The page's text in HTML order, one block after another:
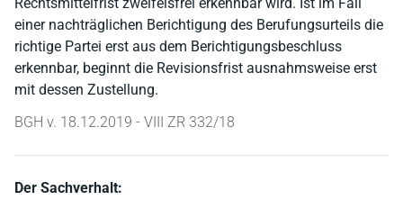
einer nachträglichen Berichtigung des Berufungsurteils die
richtige Partei erst aus dem Berichtigungsbeschluss
erkennbar, beginnt die Revisionsfrist ausnahmsweise erst
mit dessen Zustellung.
BGH v. 18.12.2019 - VIII ZR 332/18
Der Sachverhalt: